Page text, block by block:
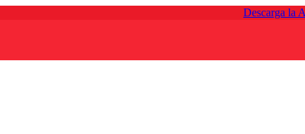
Descarga la